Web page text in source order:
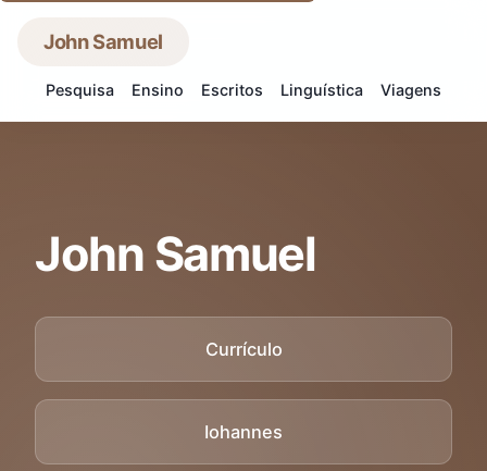
John Samuel
Pesquisa Ensino Escritos Linguística Viagens
John Samuel
Currículo
Iohannes